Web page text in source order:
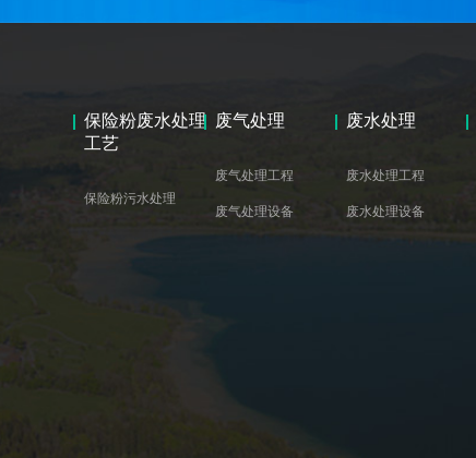
保险粉废水处理
工艺
保险粉污水处理
废气处理
废气处理工程
废气处理设备
废水处理
废水处理工程
废水处理设备